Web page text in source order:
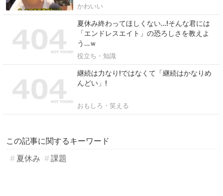
かわいい
夏休み終わってほしくない…!そんな君には
「エンドレスエイト」の恐ろしさを教えよ
う…ｗ
役立ち・知識
継続は力なり!ではなくて「継続はかなりめ
んどい」!
おもしろ・笑える
この記事に関するキーワード
夏休み
課題